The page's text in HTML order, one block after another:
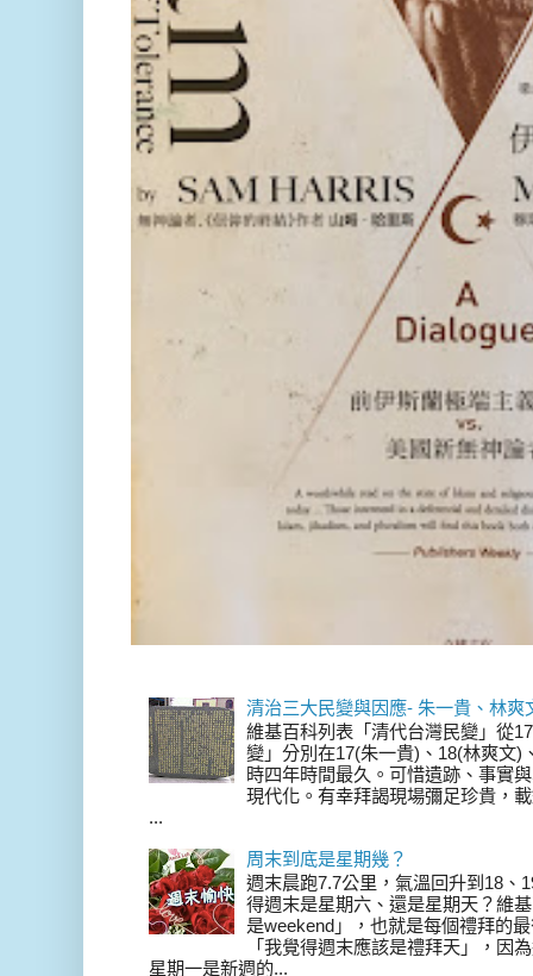
清治三大民變與因應- 朱一貴、林爽
維基百科列表「清代台灣民變」從
變」分別在17(朱一貴)、18(林爽文)
時四年時間最久。可惜遺跡、事實
現代化。有幸拜謁現場彌足珍貴，
...
周末到底是星期幾？
週末晨跑7.7公里，氣溫回升到18、
得週末是星期六、還是星期天？維
是weekend」，也就是每個禮拜的
「我覺得週末應該是禮拜天」，因
星期一是新週的...